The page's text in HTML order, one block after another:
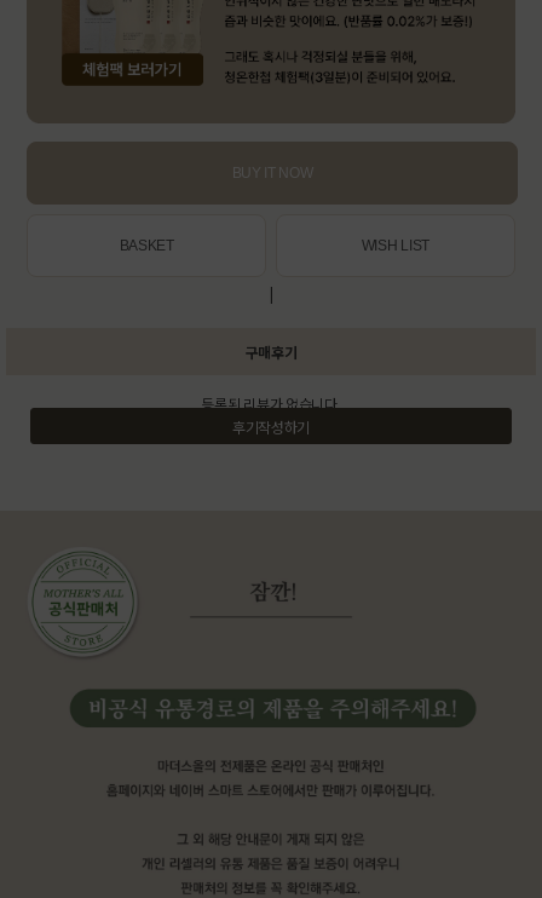
BUY IT NOW
BASKET WISH LIST
|
구매후기
등록된 리뷰가 없습니다.
후기작성하기